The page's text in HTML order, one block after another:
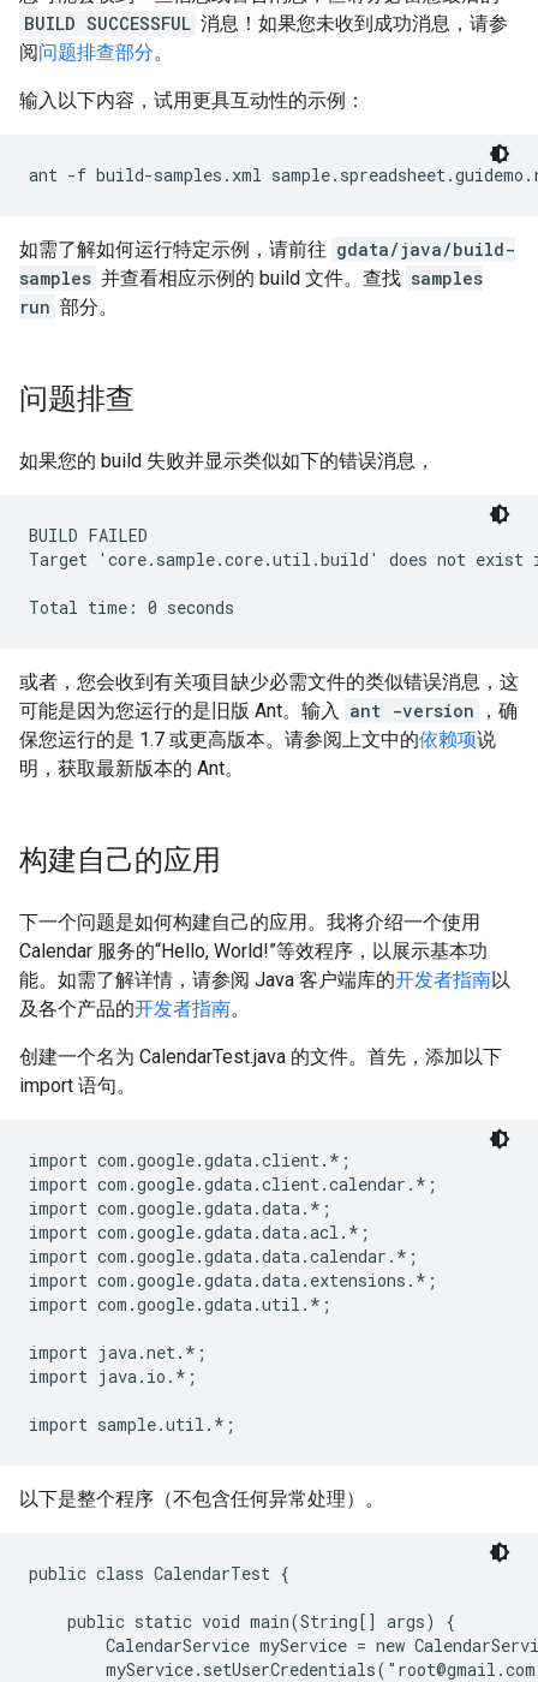
BUILD SUCCESSFUL 消息！如果您未收到成功消息，请参
阅问题排查部分。
输入以下内容，试用更具互动性的示例：
ant -f build-samples.xml
如需了解如何运行特定示例，请前往 gdata/java/build-
samples 并查看相应示例的 build 文件。查找 samples
run 部分。
问题排查
如果您的 build 失败并显示类似如下的错误消息，
BUILD FAILED
Target 'core.sample.core.util.build' does not
或者，您会收到有关项目缺少必需文件的类似错误消息，这
可能是因为您运行的是旧版 Ant。输入 ant -version
，确
保您运行的是 1.7 或更高版本。请参阅上文中的依赖项说
明，获取最新版本的 Ant。
构建自己的应用
下一个问题是如何构建自己的应用。我将介绍一个使用
Calendar 服务的“Hello, World!”等效程序，以展示基本功
能。如需了解详情，请参阅 Java 客户端库的开发者指南以
及各个产品的开发者指南。
创建一个名为 CalendarTest.java 的文件。首先，添加以下
import 语句。
import com.google.gdata.client.*;
import com.google.gdata.client.calendar.*;
import com.google.gdata.data.*;
import com.google.gdata.data.acl.*;
import com.google.gdata.data.calendar.*;
import com.google.gdata.data.extensions.*;
import com.google.gdata.util.*;
import java.net.*;
import java.io.*;
以下是整个程序（不包含任何异常处理）。
public class CalendarTest {
    public static void main(String[] args) {
CalendarService myService = new